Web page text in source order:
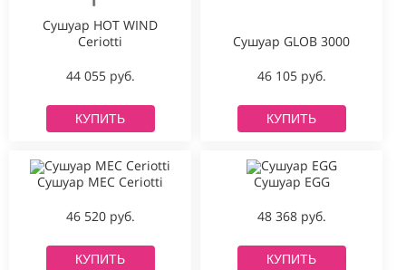
Сушуар HOT WIND
Ceriotti
44 055 руб.
КУПИТЬ
Сушуар GLOB 3000
46 105 руб.
КУПИТЬ
Сушуар MEC Ceriotti
46 520 руб.
КУПИТЬ
Сушуар EGG
48 368 руб.
КУПИТЬ